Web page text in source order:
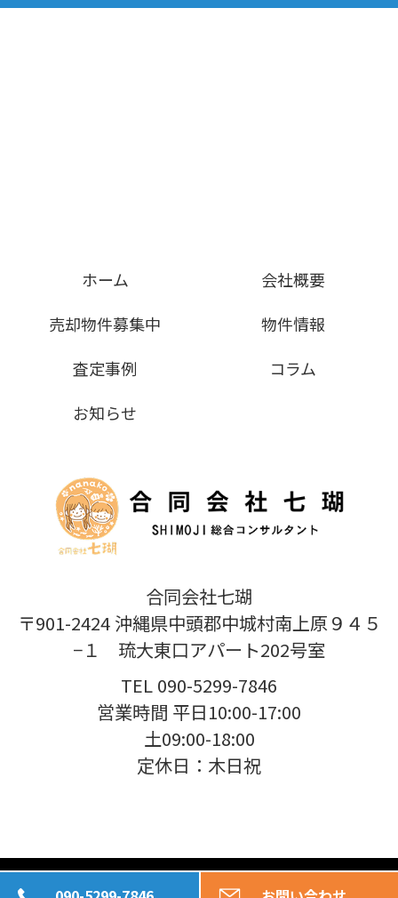
ホーム
会社概要
売却物件募集中
物件情報
査定事例
コラム
お知らせ
合同会社七瑚
〒901-2424 沖縄県中頭郡中城村南上原９４５
−１ 琉大東口アパート202号室
TEL 090-5299-7846
営業時間 平日10:00-17:00
土09:00-18:00
定休日：木日祝
Copyright 合同会社七瑚. All Rights Reserved.